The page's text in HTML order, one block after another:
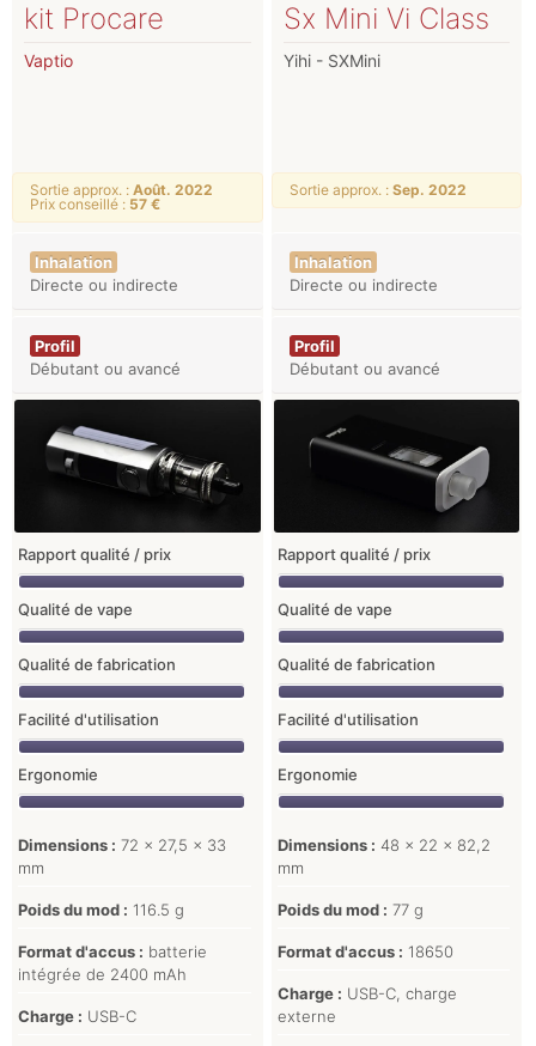
kit Procare
Vaptio
Sortie approx. : Août. 2022
Prix conseillé : 57 €
Inhalation
Directe ou indirecte
Profil
Débutant ou avancé
Rapport qualité / prix
Qualité de vape
Qualité de fabrication
Facilité d'utilisation
Ergonomie
Dimensions : 72 x 27,5 x 33
mm
Poids du mod : 116.5 g
Format d'accus : batterie
intégrée de 2400 mAh
Charge : USB-C
Sx Mini Vi Class
Yihi - SXMini
Sortie approx. : Sep. 2022
Inhalation
Directe ou indirecte
Profil
Débutant ou avancé
Rapport qualité / prix
Qualité de vape
Qualité de fabrication
Facilité d'utilisation
Ergonomie
Dimensions : 48 x 22 x 82,2
mm
Poids du mod : 77 g
Format d'accus : 18650
Charge : USB-C, charge
externe